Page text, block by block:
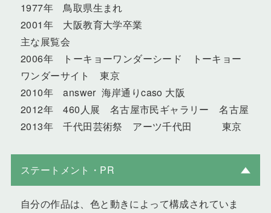
1977年 鳥取県生まれ
2001年 大阪教育大学卒業
主な展覧会
2006年 トーキョーワンダーシード トーキョー
ワンダーサイト 東京
2010年 answer 海岸通りcaso 大阪
2012年 460人展 名古屋市民ギャラリー 名古屋
2013年 千代田芸術祭 アーツ千代田 東京
ステートメント・PR
自分の作品は、色と動きによって構成されていま